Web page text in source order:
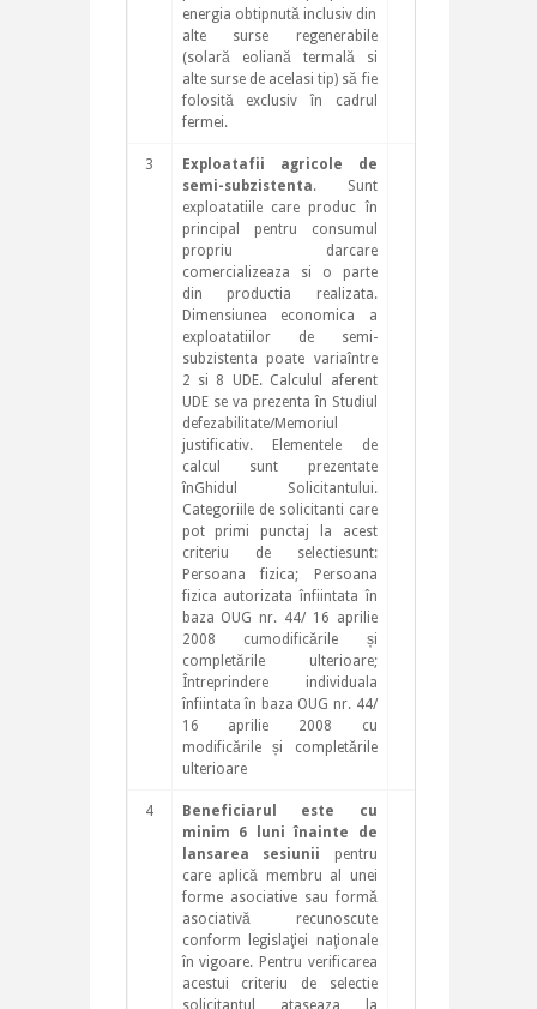
energia obtipnută inclusiv din
alte surse regenerabile
(solară eoliană termală si
alte surse de acelasi tip) să fie
folosită exclusiv în cadrul
fermei.
3
Exploatafii agricole de
semi-subzistenta. Sunt
exploatatiile care produc în
principal pentru consumul
propriu darcare
comercializeaza si o parte
din productia realizata.
Dimensiunea economica a
exploatatiilor de semi-
subzistenta poate variaîntre
2 si 8 UDE. Calculul aferent
UDE se va prezenta în Studiul
defezabilitate/Memoriul
justificativ. Elementele de
calcul sunt prezentate
înGhidul Solicitantului.
Categoriile de solicitanti care
pot primi punctaj la acest
criteriu de selectiesunt:
Persoana fizica; Persoana
fizica autorizata înfiintata în
baza OUG nr. 44/ 16 aprilie
2008 cumodificările și
completările ulterioare;
Întreprindere individuala
înfiintata în baza OUG nr. 44/
16 aprilie 2008 cu
modificările și completările
ulterioare
4
Beneficiarul este cu
minim 6 luni înainte de
lansarea sesiunii pentru
care aplică membru al unei
forme asociative sau formă
asociativă recunoscute
conform legislaţiei naţionale
în vigoare. Pentru verificarea
acestui criteriu de selectie
solicitantul ataseaza la